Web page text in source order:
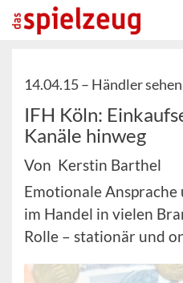
14.04.15 – Händler
IFH Köln:
Kanäle hinweg
Von Kerstin Barthel
Emotionale Ansprache
im Handel in vielen
Rolle – stationär und